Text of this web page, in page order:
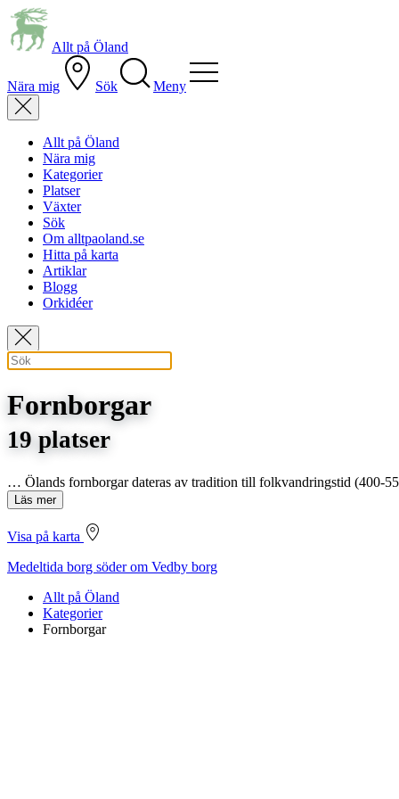
Allt på Öland
Nära mig Sök Meny
Allt på Öland
Nära mig
Kategorier
Platser
Växter
Sök
Om alltpaoland.se
Hitta på karta
Artiklar
Blogg
Orkidéer
Fornborgar
19 platser
… Ölands fornborgar dateras av tradition till folkvandringstid (400-
Läs mer
Visa på karta
Medeltida borg söder om Vedby borg
Allt på Öland
Kategorier
Fornborgar